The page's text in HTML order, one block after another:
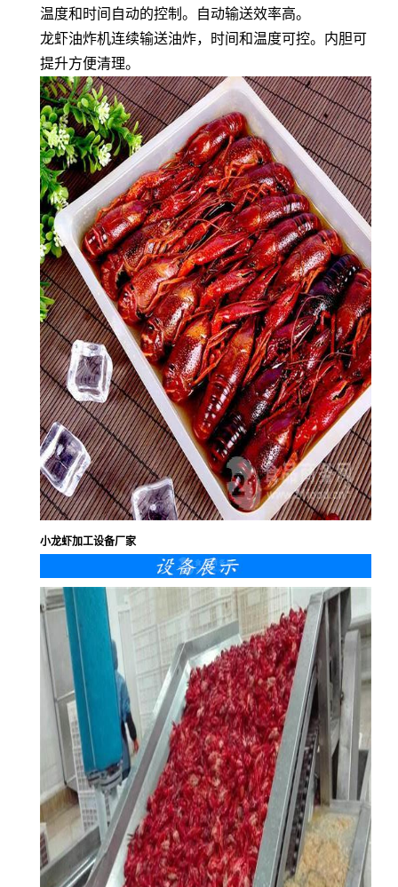
温度和时间自动的控制。自动输送效率高。
龙虾油炸机连续输送油炸，时间和温度可控。内胆可
提升方便清理。
小龙虾加工设备厂家